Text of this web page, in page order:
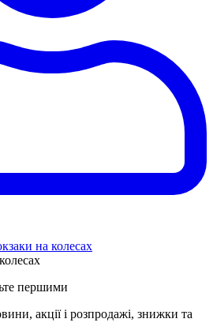
на колесах
першими
акції і розпродажі, знижки та